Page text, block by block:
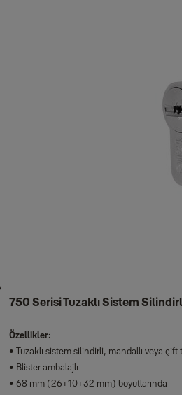
750 Serisi Tuzaklı Sistem
Özellikler:
• Tuzaklı sistem silindirli, mandallı veya çift
• Blister ambalajlı
• 68 mm (26+10+32 mm) boyutlarında